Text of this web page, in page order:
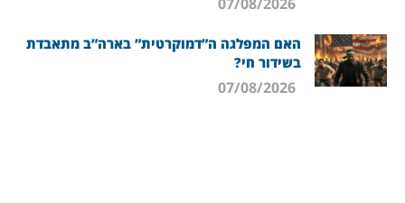
האם המפלגה ה”דמוקרטית” בארה”ב מתאבדת
בשידור חי?